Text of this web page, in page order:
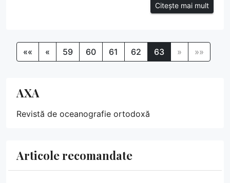
Citește mai mult
«« « 59 60 61 62 63 » »»
AXA
Revistă de oceanografie ortodoxă
Articole recomandate